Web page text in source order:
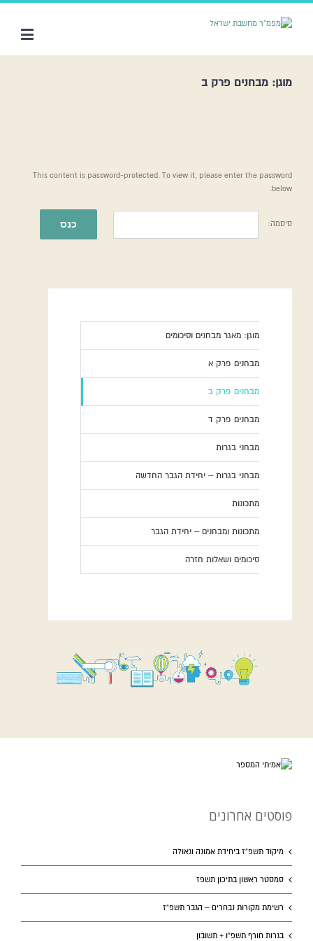
מוגן: מבחנים פרק ב
This content is password-protected. To view it, please enter the password
below.
סיסמה:
מוגן: מאגר מבחנים וסיכומים
מבחנים פרק א
מבחנים פרק ב
מבחנים פרק ד
מבחני בגרות
מבחני בגרות – יחידת הגבר החדשה
מתכונות
מתכונות ומבחנים – יחידת הגבר
סיכומים ושאלות חזרה
פוסטים אחרונים
מיקוד תשפ”ז ביחידת אמונה וגאולה
סמסטר ראשון בתיכון תשפז
רשימת מקורות נבחרים – הגבר תשפ”ז
בגרות חורף תשפ”ו + תשובון